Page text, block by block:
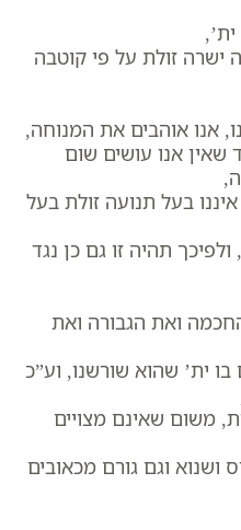
ישרה זולת על פי קוטבה
אנו אוהבים את המנוחה,
אנו עושים שום
בעל תנועה זולת בעל
ולפיכך תהיה זו גם כן נגד
ואת הגבורה ואת
ית’ שהוא שורשנו, וע”כ
משום שאינם מצויים
וגם גורם מכאובים